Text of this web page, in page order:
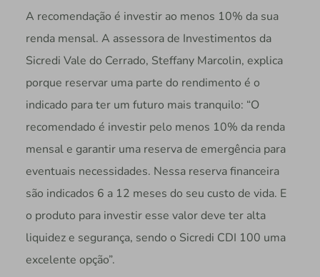
A recomendação é investir ao menos 10% da sua
renda mensal. A assessora de Investimentos da
Sicredi Vale do Cerrado, Steffany Marcolin, explica
porque reservar uma parte do rendimento é o
indicado para ter um futuro mais tranquilo: “O
recomendado é investir pelo menos 10% da renda
mensal e garantir uma reserva de emergência para
eventuais necessidades. Nessa reserva financeira
são indicados 6 a 12 meses do seu custo de vida. E
o produto para investir esse valor deve ter alta
liquidez e segurança, sendo o Sicredi CDI 100 uma
excelente opção”.